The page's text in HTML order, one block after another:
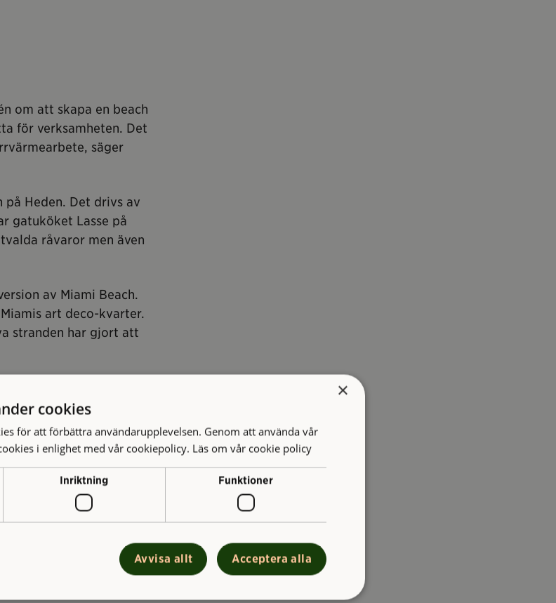
om att skapa en beach
för verksamheten. Det
säger
Heden. Det drivs av
gatuköket Lasse på
råvaror men även
av Miami Beach.
art deco-kvarter.
stranden har gjort att
ut och gjort små
är en del av Werners
från ett
gamla scen. Snart
×
cookies
för att förbättra användarupplevelsen. Genom att använda vår
i enlighet med vår cookiepolicy. Läs om vår cookie policy
Inriktning Funktioner
Acceptera alla
Avvisa allt